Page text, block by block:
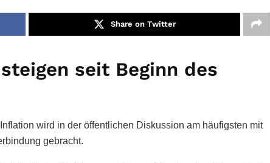
Share on Twitter
seit Beginn des
wird in der öffentlichen Diskussion am häufigsten mit
gebracht.